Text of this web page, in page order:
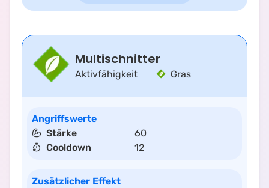
Multischnitter
Aktivfähigkeit Gras
Angriffswerte
Stärke
60
Cooldown
12
Zusätzlicher Effekt